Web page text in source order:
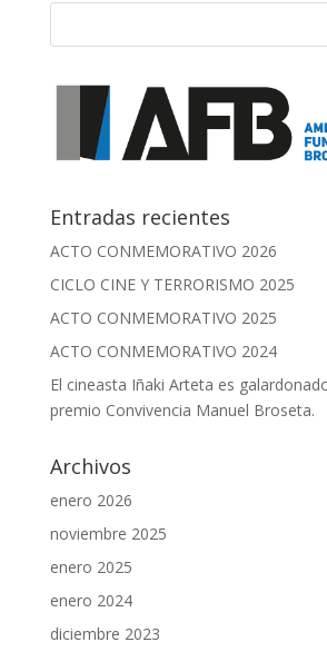
Entradas recientes
ACTO CONMEMORATIVO 2026
CICLO CINE Y TERRORISMO 2025
ACTO CONMEMORATIVO 2025
ACTO CONMEMORATIVO 2024
El cineasta Iñaki Arteta es
premio Convivencia Manuel Broseta.
Archivos
enero 2026
noviembre 2025
enero 2025
enero 2024
diciembre 2023